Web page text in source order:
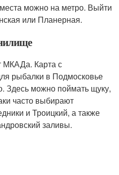
можно на метро. Выйти
или Планерная.
МКАДа. Карта с
рыбалки в Подмосковье
Здесь можно поймать щуку,
часто выбирают
и Троицкий, а также
заливы.